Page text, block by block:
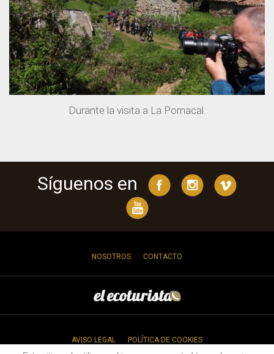
Durante la visita a La Pornacal.
Síguenos en
NOSOTROS CONTACTO
AVISO LEGAL POLÍTICA DE COOKIES